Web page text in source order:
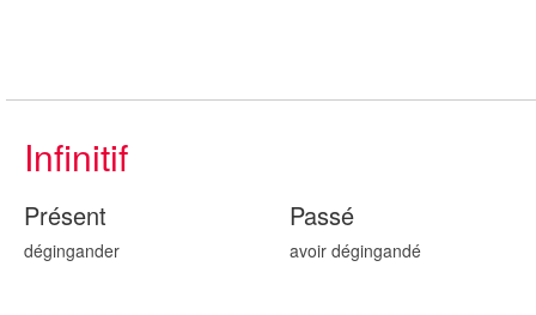
Infinitif
Présent
dégingander
Passé
avoir dégingandé